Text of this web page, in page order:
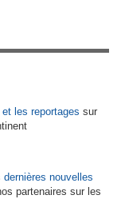
les reportages sur
dernières nouvelles
partenaires sur les